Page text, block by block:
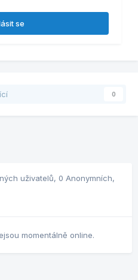
se
0
uživatelů, 0 Anonymních,
momentálně online.